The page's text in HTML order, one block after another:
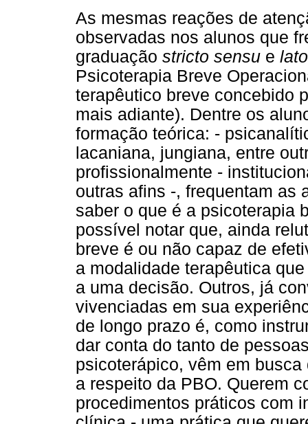
As mesmas reações de
observadas nos alunos que
graduação stricto sensu e
Psicoterapia Breve
terapêutico breve concebido
mais adiante). Dentre os
formação teórica: -
lacaniana, jungiana, entre
profissionalmente -
outras afins -, frequentam as
saber o que é a psicoterapia
possível notar que, ainda
breve é ou não capaz de
a modalidade terapêutica
a uma decisão. Outros, já
vivenciadas em sua
de longo prazo é, como
dar conta do tanto de
psicoterápico, vêm em
a respeito da PBO. Querem
procedimentos práticos com